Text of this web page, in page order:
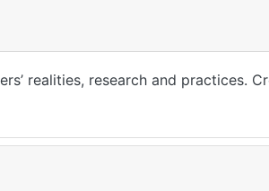
realities, research and practices.